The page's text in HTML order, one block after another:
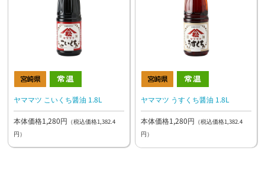
ヤママツ こいくち醤油 1.8L
本体価格1,280円 （税込価格1,382.4
円）
ヤママツ うすくち醤油 1.8L
本体価格1,280円 （税込価格1,382.4
円）